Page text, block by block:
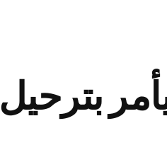
بترحيل